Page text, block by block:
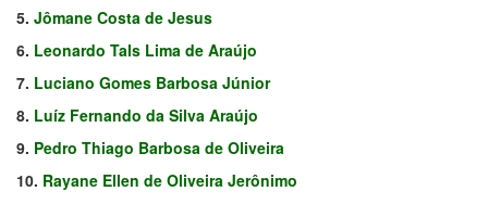
5. Jômane Costa de Jesus
6. Leonardo Tals Lima de Araújo
7. Luciano Gomes Barbosa Júnior
8. Luíz Fernando da Silva Araújo
9. Pedro Thiago Barbosa de Oliveira
10. Rayane Ellen de Oliveira Jerônimo